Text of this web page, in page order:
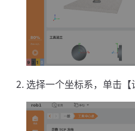
选择一个坐标系，单击【